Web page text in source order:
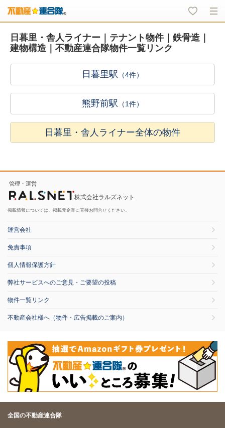
日暮里・舎人ライナー｜テナント物件｜鉄骨造｜
建物構造｜不動産連合隊物件一覧リンク
日暮里駅 （4件）
熊野前駅 （1件）
日暮里・舎人ライナー全体の物件
管理・運営
株式会社ラルズネット
掲載情報については、掲載元企業に直接お問合せください。
運営会社
免責事項
個人情報保護方針
弊社サービスへのご意見・ご要望の投稿
物件一覧リンク
不動産会社様へ（物件・広告掲載のご案内）
全国の不動産連合隊